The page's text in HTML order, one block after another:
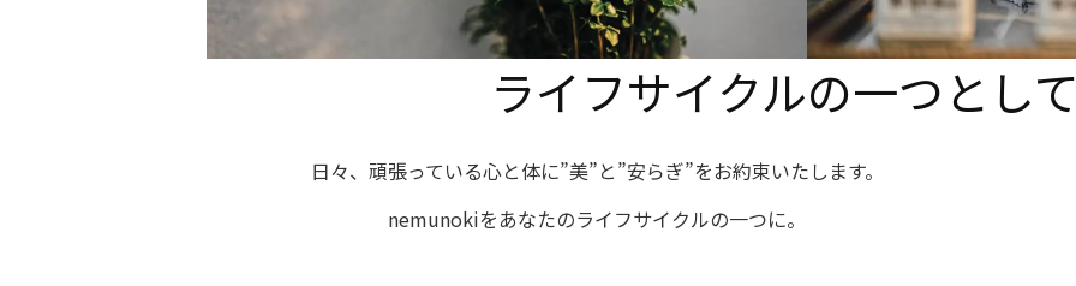
ライフサイクルの一つとし
日々、頑張っている心と体に”美”と”安らぎ”をお約束いたします。
nemunokiをあなたのライフサイクルの一つに。